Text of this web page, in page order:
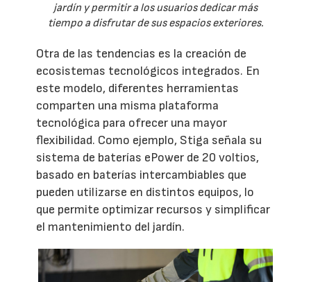
jardín y permitir a los usuarios dedicar más
tiempo a disfrutar de sus espacios exteriores.
Otra de las tendencias es la creación de
ecosistemas tecnológicos integrados. En
este modelo, diferentes herramientas
comparten una misma plataforma
tecnológica para ofrecer una mayor
flexibilidad. Como ejemplo, Stiga señala su
sistema de baterías ePower de 20 voltios,
basado en baterías intercambiables que
pueden utilizarse en distintos equipos, lo
que permite optimizar recursos y simplificar
el mantenimiento del jardín.